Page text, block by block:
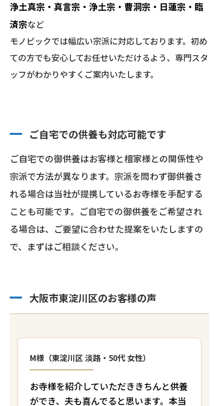
浄土真宗・真言宗・浄土宗・曹洞宗・日蓮宗・臨
済宗など
モノピックでは幅広い宗派に対応しております。初め
ての方でも安心してお任せいただけるよう、専門スタ
ッフがわかりやすくご案内いたします。
ご自宅での供養も対応可能です
ご自宅での御供養はお客様と檀家様との関係性や
宗派で方法が異なります。宗派を問わず御供養さ
れる場合は当社が提携しているお寺様を手配する
ことも可能です。ご自宅での御供養をご希望され
る場合は、ご要望に合わせた提案をいたしますの
で、まずはご相談ください。
大阪市東淀川区のお客様の声
M様（東淀川区 淡路・50代 女性）
お寺様を紹介していただききちんと供養
ができ、夫も喜んでると思います。本当